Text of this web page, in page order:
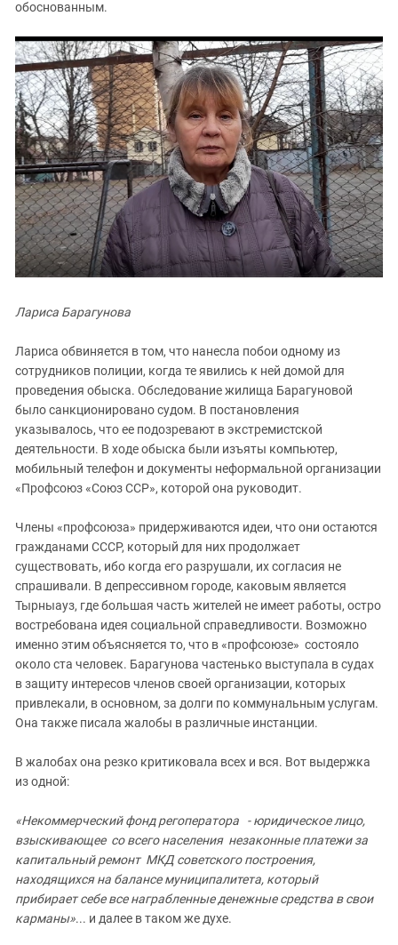
обоснованным.
Лариса Барагунова
Лариса обвиняется в том, что нанесла побои одному из
сотрудников полиции, когда те явились к ней домой для
проведения обыска. Обследование жилища Барагуновой
было санкционировано судом. В постановления
указывалось, что ее подозревают в экстремистской
деятельности. В ходе обыска были изъяты компьютер,
мобильный телефон и документы неформальной организации
«Профсоюз «Союз ССР», которой она руководит.
Члены «профсоюза» придерживаются идеи, что они остаются
гражданами СССР, который для них продолжает
существовать, ибо когда его разрушали, их согласия не
спрашивали. В депрессивном городе, каковым является
Тырныауз, где большая часть жителей не имеет работы, остро
востребована идея социальной справедливости. Возможно
именно этим объясняется то, что в «профсоюзе» состояло
около ста человек. Барагунова частенько выступала в судах
в защиту интересов членов своей организации, которых
привлекали, в основном, за долги по коммунальным услугам.
Она также писала жалобы в различные инстанции.
В жалобах она резко критиковала всех и вся. Вот выдержка
из одной:
«Некоммерческий фонд регоператора - юридическое лицо,
взыскивающее со всего населения незаконные платежи за
капитальный ремонт МКД советского построения,
находящихся на балансе муниципалитета, который
прибирает себе все награбленные денежные средства в свои
карманы»... и далее в таком же духе.